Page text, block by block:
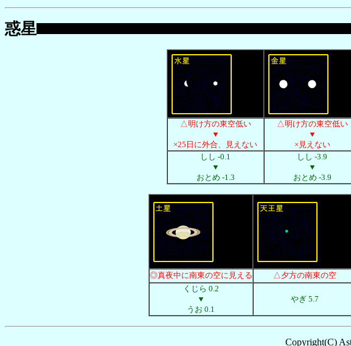
惑星
△明け方の東空低い
▼
×25日に外合、見えない
△明け方の東空低い
▼
×見えない
しし -0.1
▼
おとめ -1.3
しし -3.9
▼
おとめ -3.9
◎真夜中に南東の空に見える △夕方の南東の空
くじら 0.2
▼
うお 0.1
やぎ 5.7
Copyright(C)